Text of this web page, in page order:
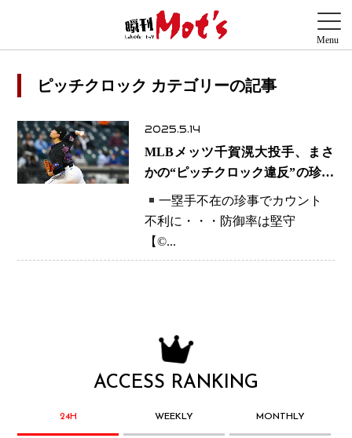
ピッチクロック カテゴリーの記事
2025.5.14
MLBメッツ千賀滉大投手、まさ
かの“ピッチクロック違反”の珍事
に苦悩の表情
一塁手不在の珍事でカウント
不利に・・・防御率は堅守
【©️...
ACCESS RANKING
24H WEEKLY MONTHLY